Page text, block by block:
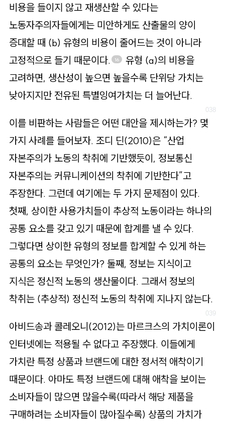
비용을 들이지 않고 재생산할 수 있다는
노동자주의자들에게는 미안하게도 산출물의 양이
증대할 때 (b) 유형의 비용이 줄어드는 것이 아니라
고정적으로 들기 때문이다.
16
유형 (a)의 비용을
고려하면, 생산성이 높으면 높을수록 단위당 가치는
낮아지지만 전유된 특별잉여가치는 더 늘어난다.
이를 비판하는 사람들은 어떤 대안을 제시하는가? 몇
가지 사례를 들어보자. 조디 딘(2010)은 “산업
자본주의가 노동의 착취에 기반했듯이, 정보통신
자본주의는 커뮤니케이션의 착취에 기반한다”고
주장한다. 그런데 여기에는 두 가지 문제점이 있다.
첫째, 상이한 사용가치들이 추상적 노동이라는 하나의
공통 요소를 갖고 있기 때문에 합계를 낼 수 있다.
그렇다면 상이한 유형의 정보를 합계할 수 있게 하는
공통의 요소는 무엇인가? 둘째, 정보는 지식이고
지식은 정신적 노동의 생산물이다. 그래서 정보의
착취는 (추상적) 정신적 노동의 착취에 지나지 않는다.
아비드송과 콜레오니(2012)는 마르크스의 가치이론이
인터넷에는 적용될 수 없다고 주장했다. 이들에게
가치란 특정 상품과 브랜드에 대한 정서적 애착이기
때문이다. 아마도 특정 브랜드에 대해 애착을 보이는
소비자들이 많으면 많을수록(따라서 해당 제품을
구매하려는 소비자들이 많아질수록) 상품의 가치가